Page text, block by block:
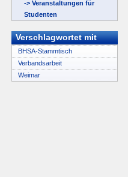
-> Veranstaltungen für
Studenten
Verschlagwortet mit
BHSA-Stammtisch
Verbandsarbeit
Weimar